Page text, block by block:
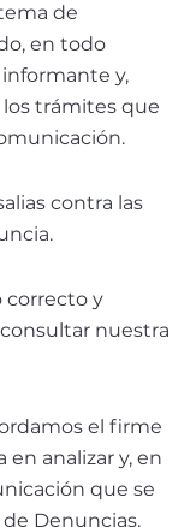
de
en todo
y,
trámites que
contra las
correcto y
nuestra
el firme
analizar y, en
que se
Denuncias.